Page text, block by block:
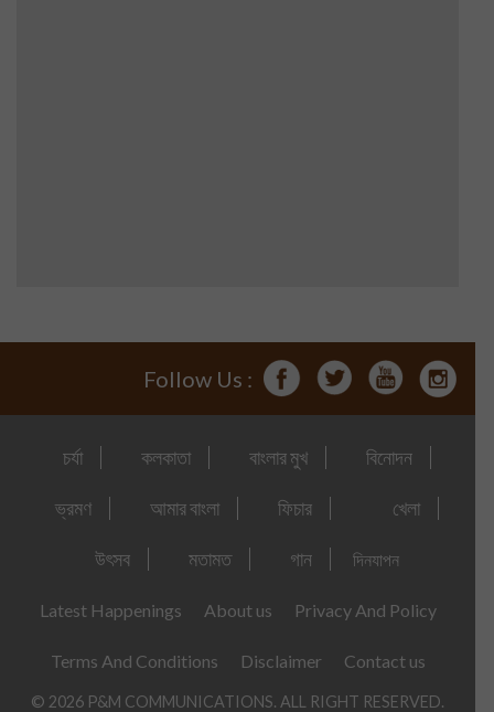
Follow Us :
চর্যা কলকাতা বাংলার মুখ বিনোদন
ভ্রমণ আমার বাংলা ফিচার খেলা
উৎসব মতামত গান দিনযাপন
Latest Happenings About us Privacy And Policy
Terms And Conditions Disclaimer Contact us
© 2026 P&M COMMUNICATIONS. ALL RIGHT RESERVED.